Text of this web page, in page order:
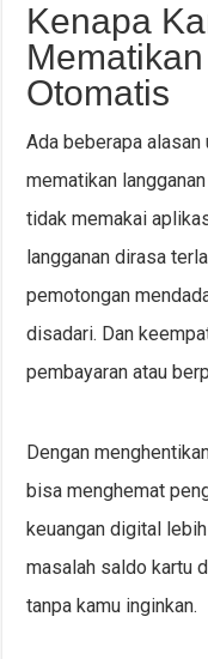
Kenapa
Otomatis
Ada beberapa alasan
mematikan
tidak memakai
langganan dirasa
pemotongan
disadari. Dan
pembayaran atau
Dengan
bisa menghemat
keuangan digital
masalah saldo kartu
tanpa kamu inginkan.